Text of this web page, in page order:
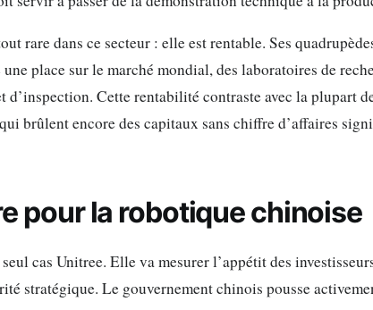
rare dans ce secteur : elle est rentable. Ses
place sur le marché mondial, des laboratoires de
d’inspection. Cette rentabilité contraste avec la plupart
brûlent encore des capitaux sans chiffre d’affaires
pour la robotique chinoise
cas Unitree. Elle va mesurer l’appétit des
stratégique. Le gouvernement chinois pousse